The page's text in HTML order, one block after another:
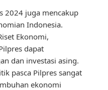
2024 juga mencakup
Indonesia.
Ekonomi,
dapat
dan investasi asing.
pasca Pilpres sangat
ekonomi